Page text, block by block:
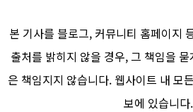
본 기사를 블로그, 커뮤니티 홈페이지
출처를 밝히지 않을 경우, 그 책임을
은 책임지지 않습니다. 웹사이트 내 모
보에 있습니다.